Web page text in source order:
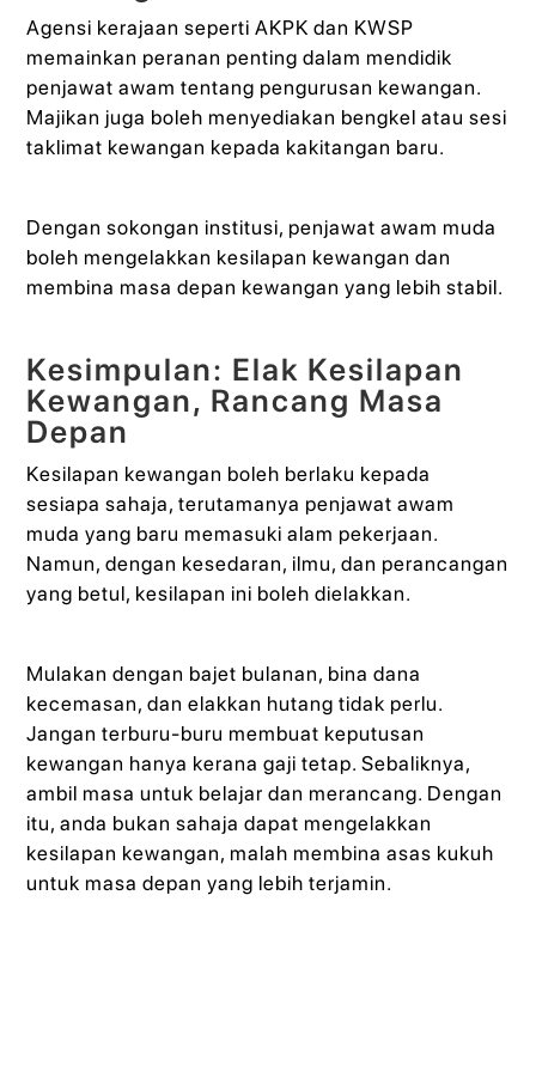
Agensi kerajaan seperti AKPK dan KWSP
memainkan peranan penting dalam mendidik
penjawat awam tentang pengurusan kewangan.
Majikan juga boleh menyediakan bengkel atau sesi
taklimat kewangan kepada kakitangan baru.
Dengan sokongan institusi, penjawat awam muda
boleh mengelakkan kesilapan kewangan dan
membina masa depan kewangan yang lebih stabil.
Kesimpulan: Elak Kesilapan
Kewangan, Rancang Masa
Depan
Kesilapan kewangan boleh berlaku kepada
sesiapa sahaja, terutamanya penjawat awam
muda yang baru memasuki alam pekerjaan.
Namun, dengan kesedaran, ilmu, dan perancangan
yang betul, kesilapan ini boleh dielakkan.
Mulakan dengan bajet bulanan, bina dana
kecemasan, dan elakkan hutang tidak perlu.
Jangan terburu-buru membuat keputusan
kewangan hanya kerana gaji tetap. Sebaliknya,
ambil masa untuk belajar dan merancang. Dengan
itu, anda bukan sahaja dapat mengelakkan
kesilapan kewangan, malah membina asas kukuh
untuk masa depan yang lebih terjamin.